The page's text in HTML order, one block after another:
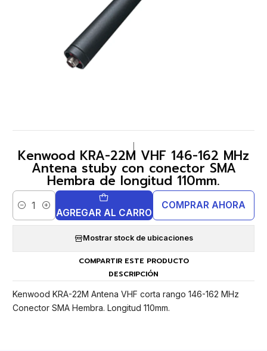
Kenwood KRA-22M VHF 146-162 MHz
Antena stuby con conector SMA
Hembra de longitud 110mm.
Cantidad AGREGAR AL CARRO
COMPRAR AHORA
Mostrar stock de ubicaciones
COMPARTIR ESTE PRODUCTO
DESCRIPCIÓN
Kenwood KRA-22M Antena VHF corta rango 146-162 MHz
Conector SMA Hembra. Longitud 110mm.